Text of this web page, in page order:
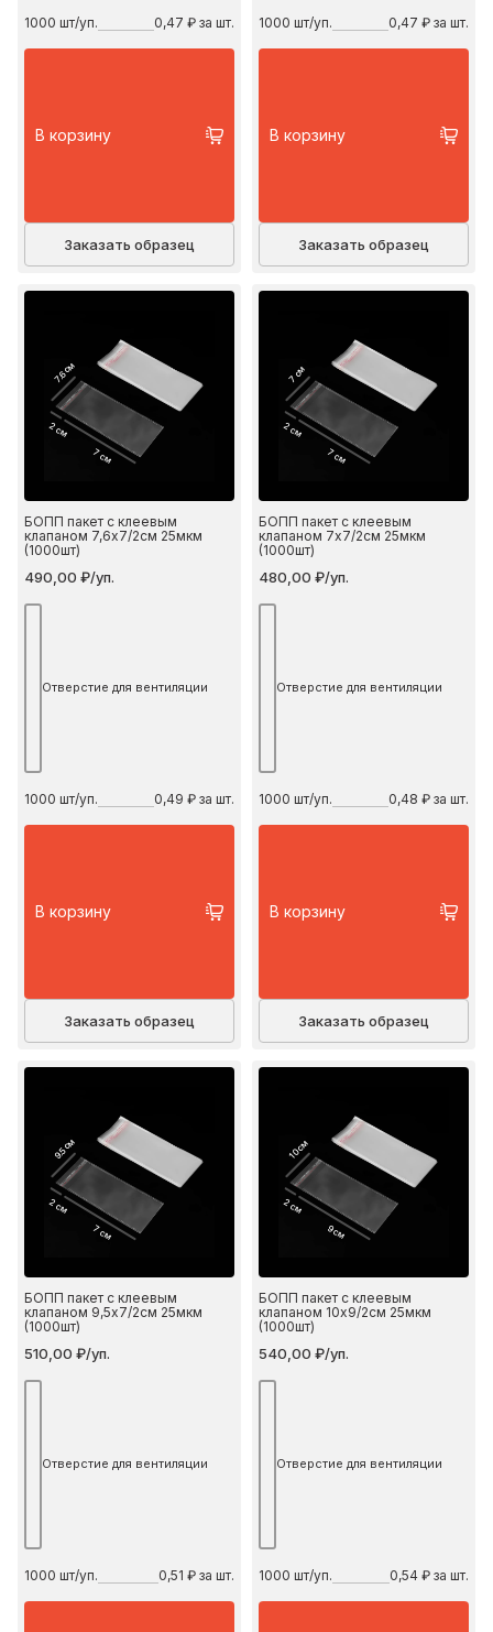
1000 шт/уп. 0,47 ₽ за шт.
В корзину
Заказать образец
1000 шт/уп. 0,47 ₽ за шт.
В корзину
Заказать образец
7.6 см
2 см
7 см
БОПП пакет с клеевым
клапаном 7,6х7/2см 25мкм
(1000шт)
490,00 ₽/уп.
Отверстие для вентиляции
1000 шт/уп. 0,49 ₽ за шт.
В корзину
Заказать образец
7 см
2 см
7 см
БОПП пакет с клеевым
клапаном 7х7/2см 25мкм
(1000шт)
480,00 ₽/уп.
Отверстие для вентиляции
1000 шт/уп. 0,48 ₽ за шт.
В корзину
Заказать образец
9.5 см
2 см
7 см
БОПП пакет с клеевым
клапаном 9,5х7/2см 25мкм
(1000шт)
510,00 ₽/уп.
Отверстие для вентиляции
1000 шт/уп. 0,51 ₽ за шт.
10 см
2 см
9 см
БОПП пакет с клеевым
клапаном 10х9/2см 25мкм
(1000шт)
540,00 ₽/уп.
Отверстие для вентиляции
1000 шт/уп. 0,54 ₽ за шт.